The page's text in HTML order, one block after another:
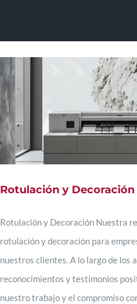
Rotulación y Decoración
Rotulación y Decoración Nuestra
rotulación y decoración para
nuestros clientes. A lo largo de los
reconocimientos y testimonios
nuestro trabajo y el compromiso